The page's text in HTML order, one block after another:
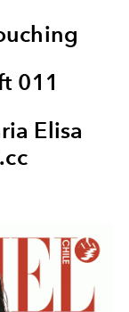
011
Elisa